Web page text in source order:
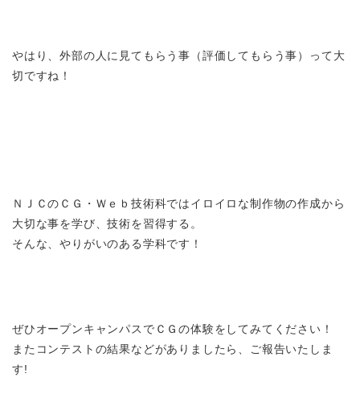
やはり、外部の人に見てもらう事（評価してもらう事）って大
切ですね！
ＮＪＣのＣＧ・Ｗｅｂ技術科ではイロイロな制作物の作成から
大切な事を学び、技術を習得する。
そんな、やりがいのある学科です！
ぜひオープンキャンパスでＣＧの体験をしてみてください！
またコンテストの結果などがありましたら、ご報告いたしま
す!